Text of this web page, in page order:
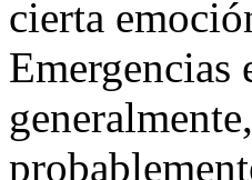
cierta
Emergencias